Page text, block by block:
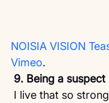
NOISIA VISION
Vimeo.
9. Being a suspect